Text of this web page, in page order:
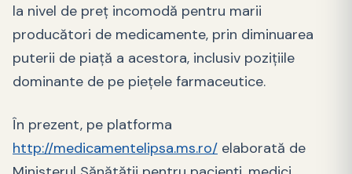
la nivel de preț incomodă pentru marii
producători de medicamente, prin diminuarea
puterii de piață a acestora, inclusiv pozițiile
dominante de pe piețele farmaceutice.
În prezent, pe platforma
http://medicamentelipsa.ms.ro/ elaborată de